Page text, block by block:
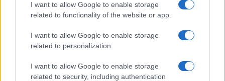
I want to allow Google to enable storage
related to functionality of the website or app.
I want to allow Google to enable storage
related to personalization.
I want to allow Google to enable storage
related to security, including authentication
A salemi boszorkányper